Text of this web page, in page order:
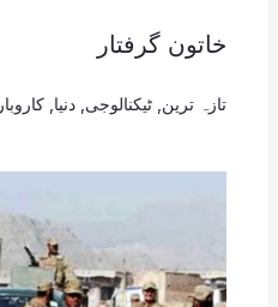
خاتون گرفتار
تازہ ترین ٹیکنالوجی دنیا کاروبار